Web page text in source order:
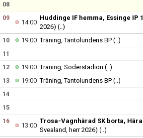
08
09
14:00
Huddinge IF hemma, Essinge IP 1
2026) (..)
10 19:00Träning, Tantolundens BP (..)
11
12
19:00Träning, Söderstadion (..)
13
19:00Träning, Tantolundens BP (..)
14
15
16
13:00
Trosa-Vagnhärad SK borta,
Svealand, herr 2026) (..)